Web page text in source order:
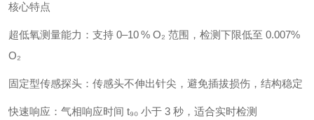
核心特点
超低氧测量能力：支持 0–10 % O₂ 范围，检测下限低至 0.007%
O₂
固定型传感探头：传感头不伸出针尖，避免插拔损伤，结构稳定
快速响应：气相响应时间 t₉₀ 小于 3 秒，适合实时检测